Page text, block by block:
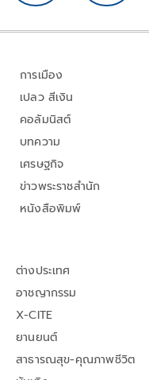
การเมือง
เปลว สีเงิน
คอลัมนิสต์
บทความ
เศรษฐกิจ
ข่าวพระราชสำนัก
หนังสือพิมพ์
ต่างประเทศ
อาชญากรรม
X-CITE
ยานยนต์
สาธารณสุข-คุณภาพชีวิต